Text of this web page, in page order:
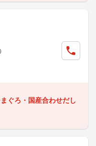
ぐろ・国産合わせだし